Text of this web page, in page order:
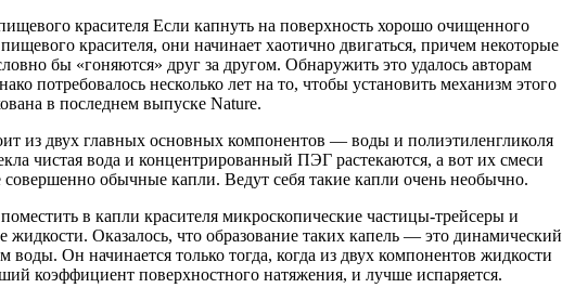
красителя Если капнуть на поверхность хорошо очищенного
красителя, они начинает хаотично двигаться, причем некоторые
бы «гоняются» друг за другом. Обнаружить это удалось авторам
потребовалось несколько лет на то, чтобы установить механизм этого
в последнем выпуске Nature.
из двух главных основных компонентов — воды и полиэтиленгликоля
чистая вода и концентрированный ПЭГ растекаются, а вот их смеси
обычные капли. Ведут себя такие капли очень необычно.
в капли красителя микроскопические частицы-трейсеры и
жидкости. Оказалось, что образование таких капель — это динамический
воды. Он начинается только тогда, когда из двух компонентов жидкости
коэффициент поверхностного натяжения, и лучше испаряется.